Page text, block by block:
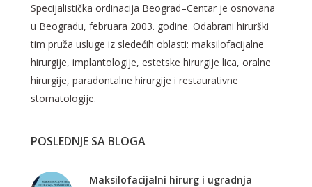
Specijalistička ordinacija Beograd–Centar je osnovana
u Beogradu, februara 2003. godine. Odabrani hirurški
tim pruža usluge iz sledećih oblasti: maksilofacijalne
hirurgije, implantologije, estetske hirurgije lica, oralne
hirurgije, paradontalne hirurgije i restaurativne
stomatologije.
POSLEDNJE SA BLOGA
Maksilofacijalni hirurg i ugradnja